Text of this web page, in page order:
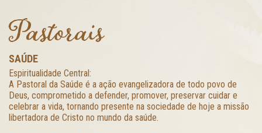
Pastorais
SAÚDE
Espiritualidade Central:
A Pastoral da Saúde é a ação evangelizadora de todo povo de
Deus, comprometido a defender, promover, preservar cuidar e
celebrar a vida, tornando presente na sociedade de hoje a missão
libertadora de Cristo no mundo da saúde.